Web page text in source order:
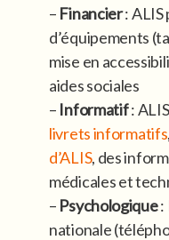
– Financier: ALIS
d’équipements
mise en
aides sociales
– Informatif:
livrets informatifs
d’ALIS, des
médicales et
– Psychologique:
nationale